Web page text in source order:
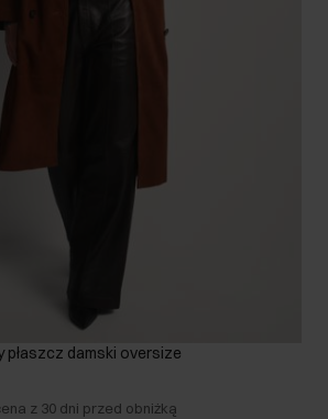
damski oversize
z 30 dni przed obniżką